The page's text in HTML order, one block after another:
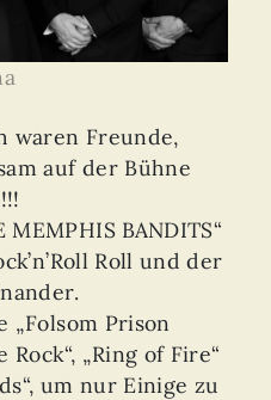
waren Freunde,
auf der Bühne
BANDITS“
Roll und der
„Folsom Prison
Rock“, „Ring of Fire“
um nur Einige zu